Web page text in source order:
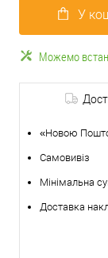
У
Можемо
«Новою
Самовивіз
Мінімальна
Доставка